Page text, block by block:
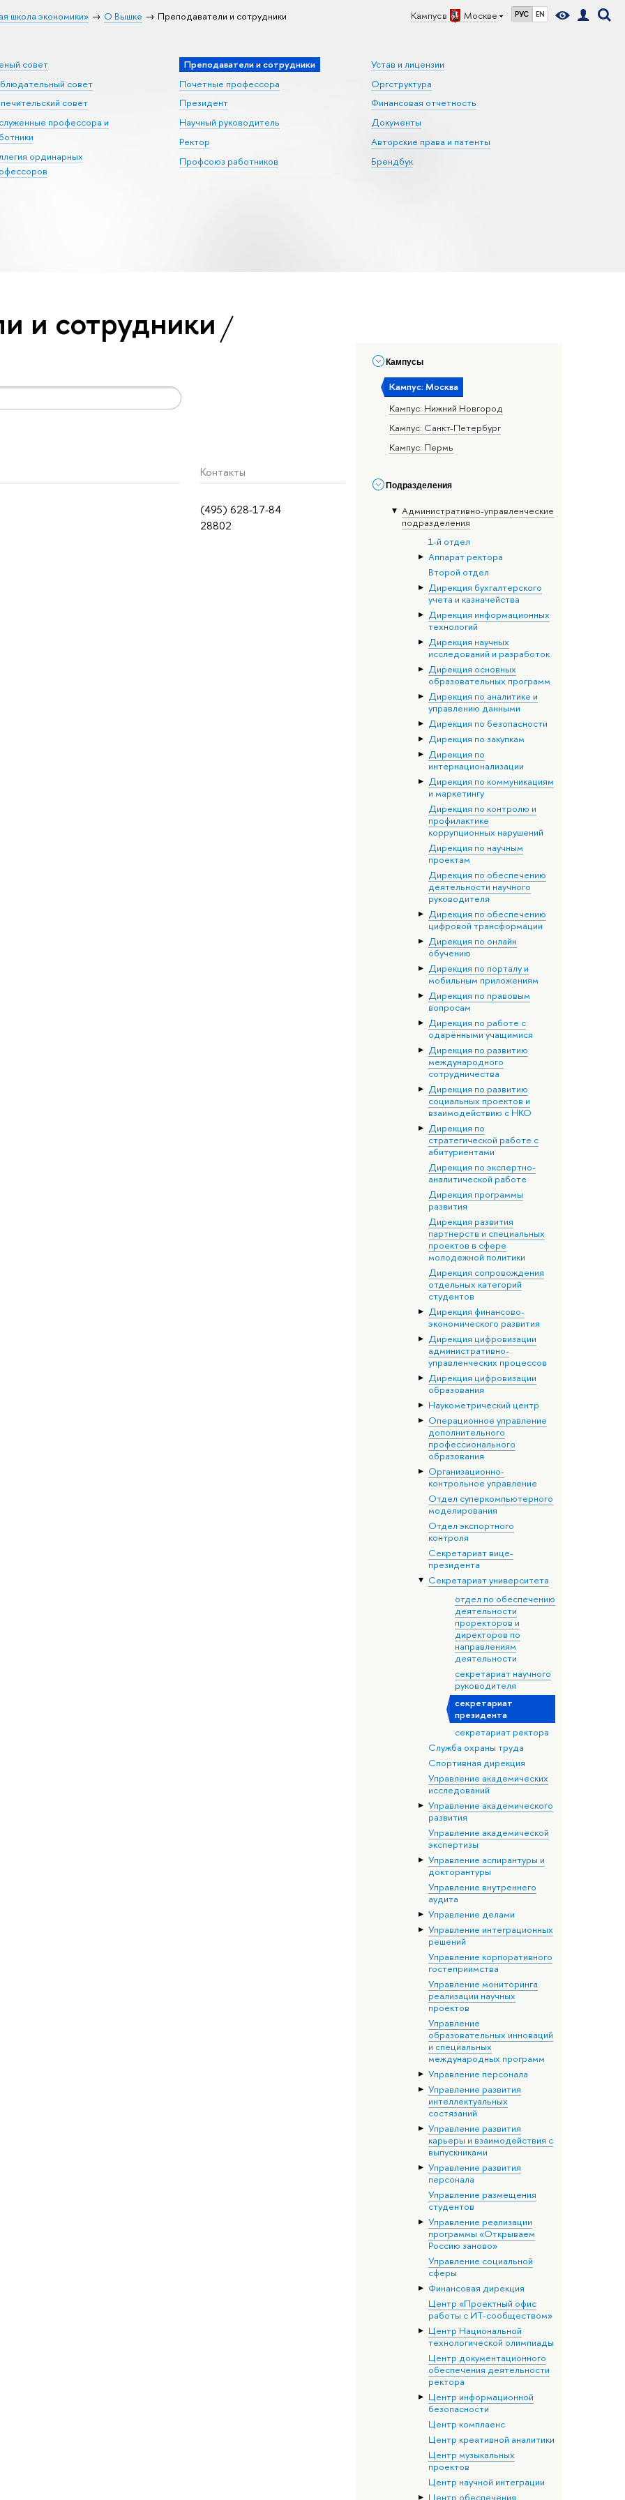
Кампус в Москве РУС EN
школа экономики» О Вышке Преподаватели и сотрудники
совет
совет
совет
профессора и
ординарных
Преподаватели и сотрудники
Почетные профессора
Президент
Научный руководитель
Ректор
Профсоюз работников
Устав и лицензии
Оргструктура
Финансовая отчетность
Документы
Авторские права и патенты
Брендбук
Кампусы
Кампус: Москва
Кампус: Нижний Новгород
Кампус: Санкт-Петербург
Кампус: Пермь
Подразделения
Административно-управленческие
подразделения
1-й отдел
Аппарат ректора
Второй отдел
Дирекция бухгалтерского
учета и казначейства
Дирекция информационных
технологий
Дирекция научных
исследований и разработок
Дирекция основных
образовательных программ
Дирекция по аналитике и
управлению данными
Дирекция по безопасности
Дирекция по закупкам
Дирекция по
интернационализации
Дирекция по коммуникациям
и маркетингу
Дирекция по контролю и
профилактике
коррупционных нарушений
Дирекция по научным
проектам
Дирекция по обеспечению
деятельности научного
руководителя
Дирекция по обеспечению
цифровой трансформации
Дирекция по онлайн
обучению
Дирекция по порталу и
мобильным приложениям
Дирекция по правовым
вопросам
Дирекция по работе с
одарёнными учащимися
Дирекция по развитию
международного
сотрудничества
Дирекция по развитию
социальных проектов и
взаимодействию с НКО
Дирекция по
стратегической работе с
абитуриентами
Дирекция по экспертно-
аналитической работе
Дирекция программы
развития
Дирекция развития
партнерств и специальных
проектов в сфере
молодежной политики
Дирекция сопровождения
отдельных категорий
студентов
Дирекция финансово-
экономического развития
Дирекция цифровизации
административно-
управленческих процессов
Дирекция цифровизации
образования
Наукометрический центр
Операционное управление
дополнительного
профессионального
образования
Организационно-
контрольное управление
Отдел суперкомпьютерного
моделирования
Отдел экспортного
контроля
Секретариат вице-
президента
Секретариат университета
отдел по обеспечению
деятельности
проректоров и
директоров по
направлениям
деятельности
секретариат научного
руководителя
секретариат
президента
секретариат ректора
Служба охраны труда
Спортивная дирекция
Управление академических
исследований
Управление академического
развития
Управление академической
экспертизы
Управление аспирантуры и
докторантуры
Управление внутреннего
аудита
Управление делами
Управление интеграционных
решений
Управление корпоративного
гостеприимства
Управление мониторинга
реализации научных
проектов
Управление
образовательных инноваций
и специальных
международных программ
Управление персонала
Управление развития
интеллектуальных
состязаний
Управление развития
карьеры и взаимодействия с
выпускниками
Управление развития
персонала
Управление размещения
студентов
Управление реализации
программы «Открываем
Россию заново»
Управление социальной
сферы
Финансовая дирекция
Центр «Проектный офис
работы с ИТ-сообществом»
Центр Национальной
технологической олимпиады
Центр документационного
обеспечения деятельности
ректора
Центр информационной
безопасности
Центр комплаенс
Центр креативной аналитики
Центр музыкальных
проектов
Центр научной интеграции
Центр обеспечения
и сотрудники
Контакты
(495) 628-17-84
28802